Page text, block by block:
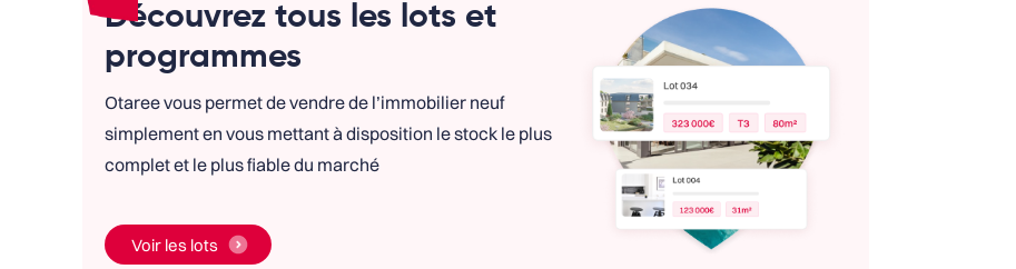
Découvrez tous les lots et
programmes
Otaree vous permet de vendre de l’immobilier neuf
simplement en vous mettant à disposition le stock le plus
complet et le plus fiable du marché
Voir les lots